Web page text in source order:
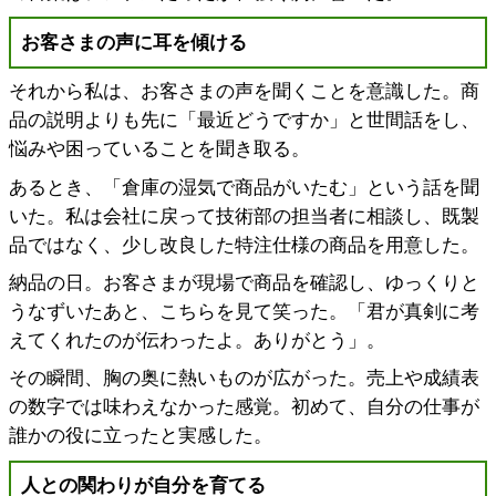
お客さまの声に耳を傾ける
それから私は、お客さまの声を聞くことを意識した。商
品の説明よりも先に「最近どうですか」と世間話をし、
悩みや困っていることを聞き取る。
あるとき、「倉庫の湿気で商品がいたむ」という話を聞
いた。私は会社に戻って技術部の担当者に相談し、既製
品ではなく、少し改良した特注仕様の商品を用意した。
納品の日。お客さまが現場で商品を確認し、ゆっくりと
うなずいたあと、こちらを見て笑った。「君が真剣に考
えてくれたのが伝わったよ。ありがとう」。
その瞬間、胸の奥に熱いものが広がった。売上や成績表
の数字では味わえなかった感覚。初めて、自分の仕事が
誰かの役に立ったと実感した。
人との関わりが自分を育てる